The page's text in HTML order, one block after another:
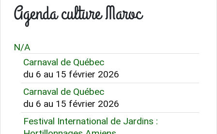
Agenda culture Maroc
N/A
Carnaval de Québec
du 6 au 15 février 2026
Carnaval de Québec
du 6 au 15 février 2026
Festival International de Jardins :